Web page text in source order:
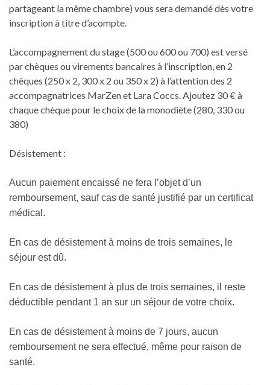
partageant la même chambre) vous sera demandé dès votre
inscription à titre d’acompte.
L’accompagnement du stage (500 ou 600 ou 700) est versé
par chèques ou virements bancaires à l’inscription, en 2
chèques (250 x 2, 300 x 2 ou 350 x 2) à l’attention des 2
accompagnatrices MarZen et Lara Coccs. Ajoutez 30 € à
chaque chèque pour le choix de la monodiète (280, 330 ou
380)
Désistement :
Aucun paiement encaissé ne fera l’objet d’un
remboursement, sauf cas de santé justifié par un certificat
médical.
En cas de désistement à moins de trois semaines, le
séjour est dû.
En cas de désistement à plus de trois semaines, il reste
déductible pendant 1 an sur un séjour de votre choix.
En cas de désistement à moins de 7 jours, aucun
remboursement ne sera effectué, même pour raison de
santé.